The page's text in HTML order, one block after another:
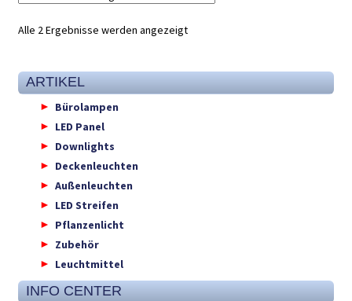
Alle 2 Ergebnisse werden angezeigt
ARTIKEL
Bürolampen
LED Panel
Downlights
Deckenleuchten
Außenleuchten
LED Streifen
Pflanzenlicht
Zubehör
Leuchtmittel
INFO CENTER